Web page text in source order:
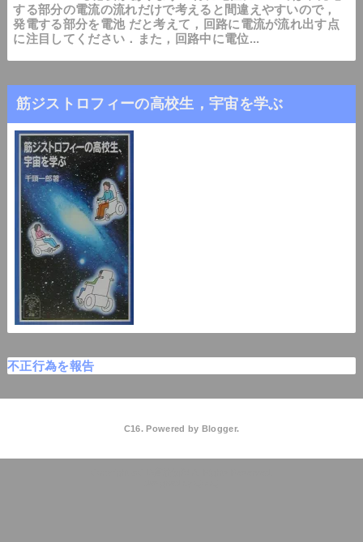
する部分の電流の流れだけで考えると間違えやすいので，
発電する部分を電池 だと考えて，回路に電流が流れ出す点
に注目してください．また，回路中に電位...
筋ジストロフィーの高校生，宇宙を学ぶ
不正行為を報告
C16. Powered by Blogger.